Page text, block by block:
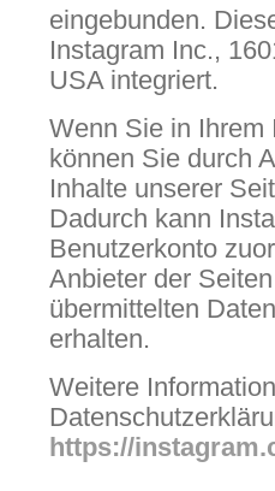
eingebunden.
Instagram Inc.,
USA integriert.
Wenn Sie in Ihrem
können Sie durch
Inhalte unserer
Dadurch kann
Benutzerkonto
Anbieter der
übermittelten
erhalten.
Weitere
https://